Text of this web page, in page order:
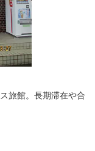
旅館。長期滞在や合